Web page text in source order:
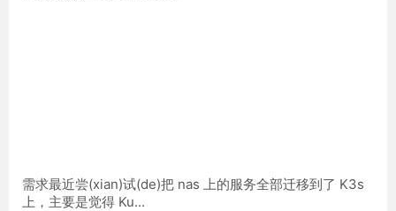
需求最近尝(xian)试(de)把 nas 上的服务全部迁移到了 K3s
上，主要是觉得 Ku...